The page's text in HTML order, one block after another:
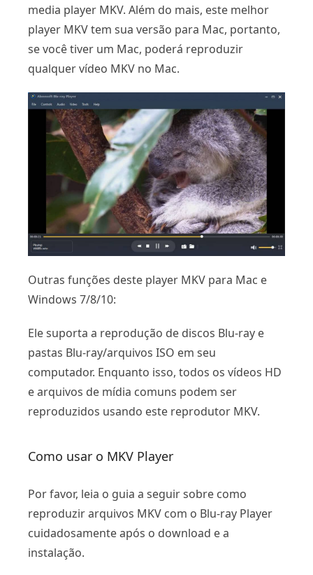
media player MKV. Além do mais, este melhor
player MKV tem sua versão para Mac, portanto,
se você tiver um Mac, poderá reproduzir
qualquer vídeo MKV no Mac.
Outras funções deste player MKV para Mac e
Windows 7/8/10:
Ele suporta a reprodução de discos Blu-ray e
pastas Blu-ray/arquivos ISO em seu
computador. Enquanto isso, todos os vídeos HD
e arquivos de mídia comuns podem ser
reproduzidos usando este reprodutor MKV.
Como usar o MKV Player
Por favor, leia o guia a seguir sobre como
reproduzir arquivos MKV com o Blu-ray Player
cuidadosamente após o download e a
instalação.